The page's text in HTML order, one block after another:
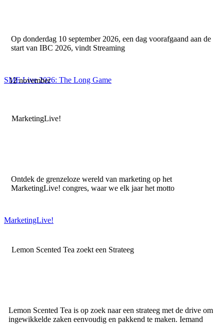
Op donderdag 10 september 2026, een dag voorafgaand aan de
start van IBC 2026, vindt Streaming
SME Live 2026: The Long Game
12 november
MarketingLive!
Ontdek de grenzeloze wereld van marketing op het
MarketingLive! congres, waar we elk jaar het motto
MarketingLive!
Lemon Scented Tea zoekt een Strateeg
Lemon Scented Tea is op zoek naar een strateeg met de drive om
ingewikkelde zaken eenvoudig en pakkend te maken. Iemand